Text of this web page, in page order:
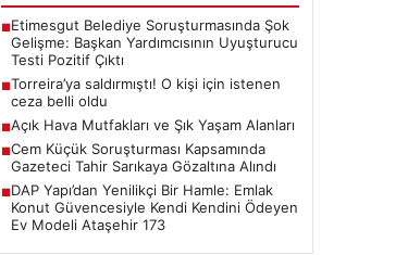
■Etimesgut Belediye Soruşturmasında Şok
Gelişme: Başkan Yardımcısının Uyuşturucu
Testi Pozitif Çıktı
■Torreira’ya saldırmıştı! O kişi için istenen
ceza belli oldu
■Açık Hava Mutfakları ve Şık Yaşam Alanları
■Cem Küçük Soruşturması Kapsamında
Gazeteci Tahir Sarıkaya Gözaltına Alındı
■DAP Yapı’dan Yenilikçi Bir Hamle: Emlak
Konut Güvencesiyle Kendi Kendini Ödeyen
Ev Modeli Ataşehir 173